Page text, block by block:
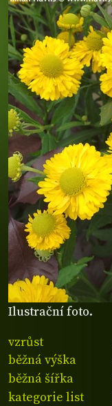
Ilustrační foto.
vzrůst
běžná výška
běžná šířka
kategorie list